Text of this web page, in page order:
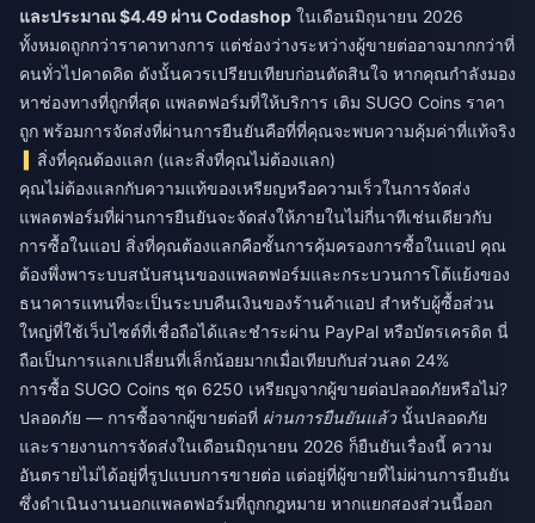
และประมาณ $4.49 ผ่าน Codashop ในเดือนมิถุนายน 2026
ทั้งหมดถูกกว่าราคาทางการ แต่ช่องว่างระหว่างผู้ขายต่ออาจมากกว่าที่
คนทั่วไปคาดคิด ดังนั้นควรเปรียบเทียบก่อนตัดสินใจ หากคุณกำลังมอง
หาช่องทางที่ถูกที่สุด แพลตฟอร์มที่ให้บริการ เติม SUGO Coins ราคา
ถูก พร้อมการจัดส่งที่ผ่านการยืนยันคือที่ที่คุณจะพบความคุ้มค่าที่แท้จริง
สิ่งที่คุณต้องแลก (และสิ่งที่คุณไม่ต้องแลก)
คุณไม่ต้องแลกกับความแท้ของเหรียญหรือความเร็วในการจัดส่ง
แพลตฟอร์มที่ผ่านการยืนยันจะจัดส่งให้ภายในไม่กี่นาทีเช่นเดียวกับ
การซื้อในแอป สิ่งที่คุณต้องแลกคือชั้นการคุ้มครองการซื้อในแอป คุณ
ต้องพึ่งพาระบบสนับสนุนของแพลตฟอร์มและกระบวนการโต้แย้งของ
ธนาคารแทนที่จะเป็นระบบคืนเงินของร้านค้าแอป สำหรับผู้ซื้อส่วน
ใหญ่ที่ใช้เว็บไซต์ที่เชื่อถือได้และชำระผ่าน PayPal หรือบัตรเครดิต นี่
ถือเป็นการแลกเปลี่ยนที่เล็กน้อยมากเมื่อเทียบกับส่วนลด 24%
การซื้อ SUGO Coins ชุด 6250 เหรียญจากผู้ขายต่อปลอดภัยหรือไม่?
ปลอดภัย — การซื้อจากผู้ขายต่อที่ ผ่านการยืนยันแล้ว นั้นปลอดภัย
และรายงานการจัดส่งในเดือนมิถุนายน 2026 ก็ยืนยันเรื่องนี้ ความ
อันตรายไม่ได้อยู่ที่รูปแบบการขายต่อ แต่อยู่ที่ผู้ขายที่ไม่ผ่านการยืนยัน
ซึ่งดำเนินงานนอกแพลตฟอร์มที่ถูกกฎหมาย หากแยกสองส่วนนี้ออก